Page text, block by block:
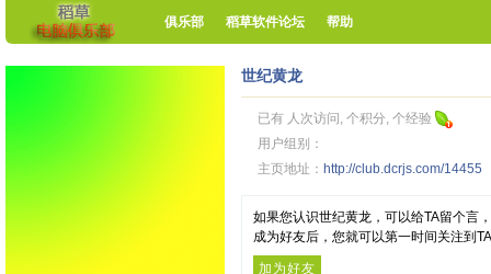
俱乐部 稻草软件论坛 帮助
世纪黄龙
已有 人次访问, 个积分, 个经验
用户组别：
主页地址： http://club.dcrjs.com/14455
如果您认识世纪黄龙，可以给TA留个言
成为好友后，您就可以第一时间关注到
加为好友